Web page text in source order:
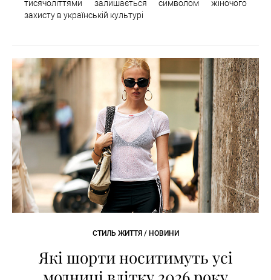
тисячоліттями залишається символом жіночого
захисту в українській культурі
СТИЛЬ ЖИТТЯ / НОВИНИ
Які шорти носитимуть усі